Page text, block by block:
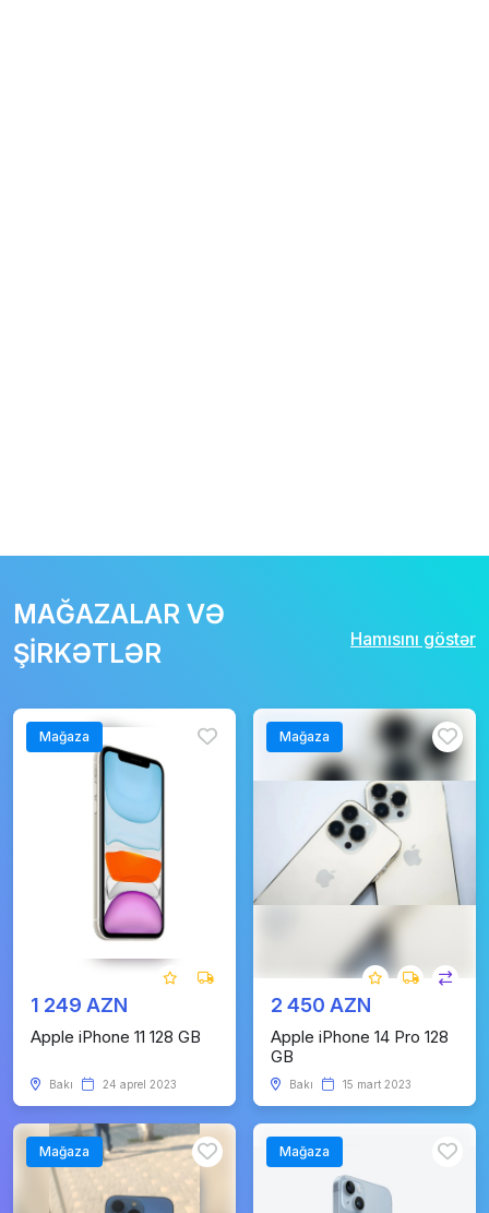
MAĞAZALAR VƏ
ŞİRKƏTLƏR
Hamısını göstər
Mağaza
1 249 AZN
Apple iPhone 11 128 GB
Bakı 24 aprel 2023
Mağaza
2 450 AZN
Apple iPhone 14 Pro 128
GB
Bakı 15 mart 2023
Mağaza Mağaza